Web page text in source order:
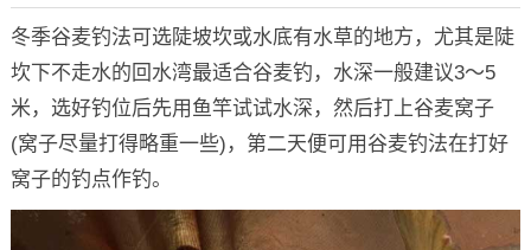
冬季谷麦钓法可选陡坡坎或水底有水草的地方，尤其是陡
坎下不走水的回水湾最适合谷麦钓，水深一般建议3～5
米，选好钓位后先用鱼竿试试水深，然后打上谷麦窝子
(窝子尽量打得略重一些)，第二天便可用谷麦钓法在打好
窝子的钓点作钓。